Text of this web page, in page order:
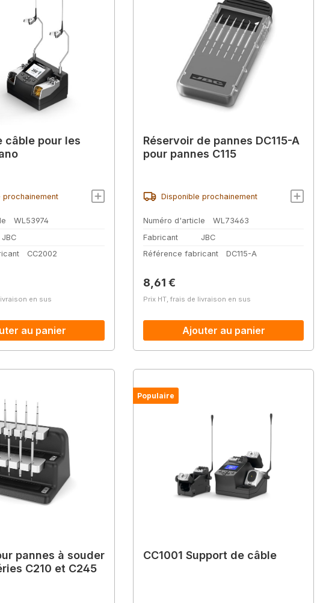
câble pour les
prochainement
WL53974
JBC
CC2002
en sus
au panier
Réservoir de pannes DC115-A
pour pannes C115
Disponible prochainement
Numéro d'article
WL73463
Fabricant
JBC
Référence fabricant
DC115-A
Prix régulier :
8,61 €
Prix HT, frais de livraison en sus
Ajouter au panier
pannes à souder
C210 et C245
Populaire
CC1001 Support de câble